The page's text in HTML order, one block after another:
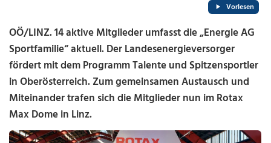
Vorlesen
OÖ/LINZ. 14 aktive Mitglieder umfasst die „Energie AG
Sportfamilie“ aktuell. Der Landesenergieversorger
fördert mit dem Programm Talente und Spitzensportler
in Oberösterreich. Zum gemeinsamen Austausch und
Miteinander trafen sich die Mitglieder nun im Rotax
Max Dome in Linz.